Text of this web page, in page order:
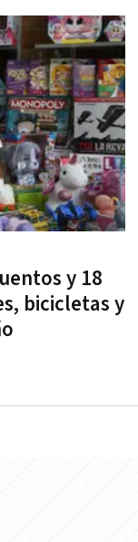
y 18
bicicletas y